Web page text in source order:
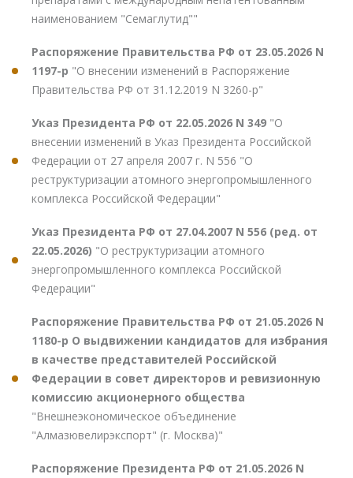
наименованием "Семаглутид""
Распоряжение Правительства РФ от 23.05.2026 N
1197-р "О внесении изменений в Распоряжение
Правительства РФ от 31.12.2019 N 3260-р"
Указ Президента РФ от 22.05.2026 N 349 "О
внесении изменений в Указ Президента Российской
Федерации от 27 апреля 2007 г. N 556 "О
реструктуризации атомного энергопромышленного
комплекса Российской Федерации"
Указ Президента РФ от 27.04.2007 N 556 (ред. от
22.05.2026) "О реструктуризации атомного
энергопромышленного комплекса Российской
Федерации"
Распоряжение Правительства РФ от 21.05.2026 N
1180-р О выдвижении кандидатов для избрания
в качестве представителей Российской
Федерации в совет директоров и ревизионную
комиссию акционерного общества
"Внешнеэкономическое объединение
"Алмазювелирэкспорт" (г. Москва)"
Распоряжение Президента РФ от 21.05.2026 N